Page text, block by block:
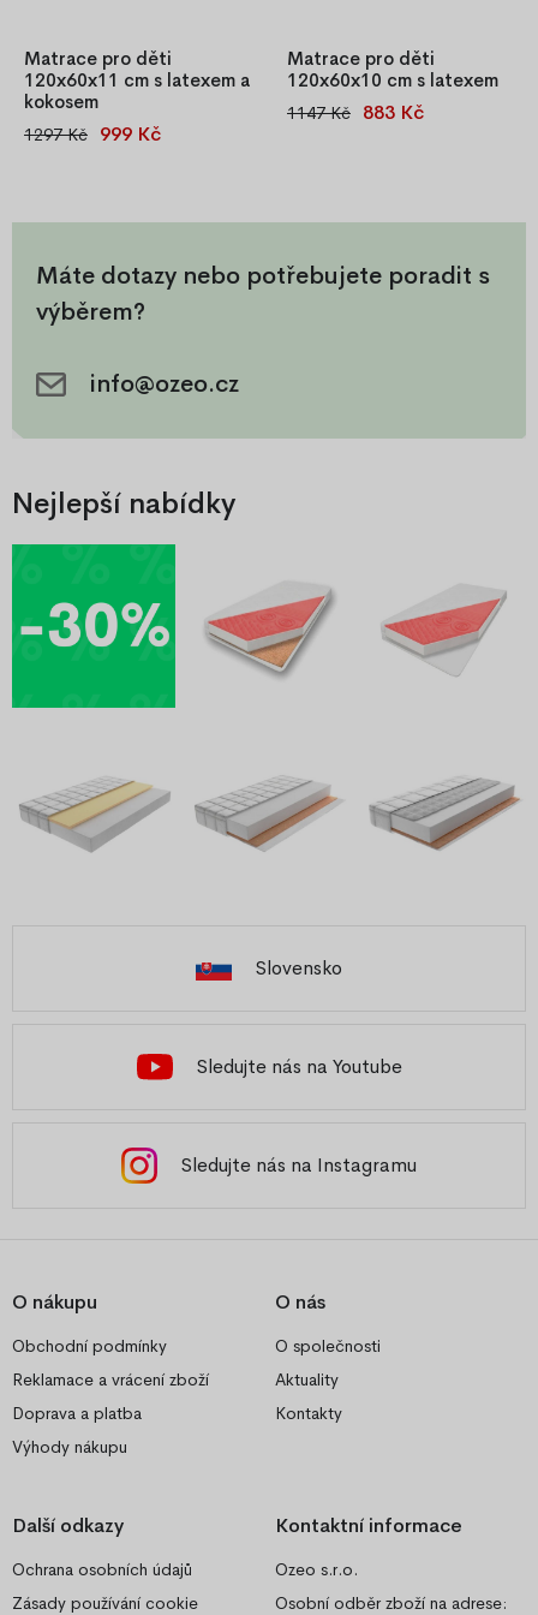
Matrace pro děti
120x60x11 cm s latexem a
kokosem
Dětská matrace 120x60x11
pevnou oporu i pružnost,
prodyšná a antibakteriální.
OEKO-TEX® certifikát,
1297 Kč 999 Kč
Matrace pro děti
120x60x10 cm s latexem
Kombinace kvalitní pěny a
Ideální volba!
1147 Kč 883 Kč
Máte dotazy nebo potřebujete poradit s
výběrem?
info@ozeo.cz
Nejlepší nabídky
Slovensko
Sledujte nás na Youtube
Sledujte nás na Instagramu
O nákupu
Obchodní podmínky
Reklamace a vrácení zboží
Doprava a platba
Výhody nákupu
O nás
O společnosti
Aktuality
Kontakty
Další odkazy
Ochrana osobních údajů
Zásady používání cookie
Kontaktní informace
Ozeo s.r.o.
Osobní odběr zboží na adrese: